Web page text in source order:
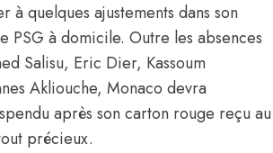
quelques ajustements dans son
à domicile. Outre les absences
Salisu, Eric Dier, Kassoum
Akliouche, Monaco devra
après son carton rouge reçu au
précieux.